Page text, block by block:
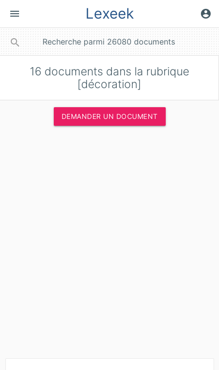
menu Lexeek account_circle
search
16 documents dans la rubrique
[décoration]
DEMANDER UN DOCUMENT